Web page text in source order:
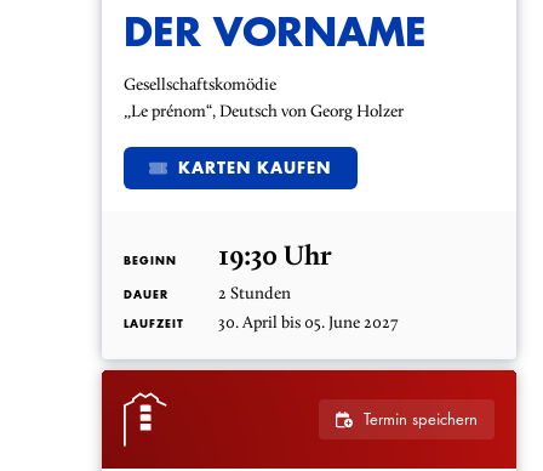
DER VORNAME
Gesellschaftskomödie
„Le prénom“, Deutsch von Georg Holzer
KARTEN KAUFEN
BEGINN 19:30 Uhr
DAUER 2 Stunden
LAUFZEIT 30. April bis 05. June 2027
Termin speichern